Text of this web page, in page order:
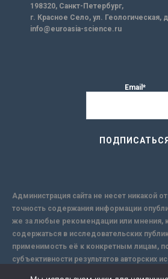
198320, Санкт-Петербург,
г. Красное Село, ул. Геологическая,
info@euroasia-science.ru
Email*
Администрация сайта не несет никакой
точность содержания информации
же за любые рекомендации или мнения,
содержаться в исследовательских
применимость её к конкретным лицам,
субъективности результатов авторских